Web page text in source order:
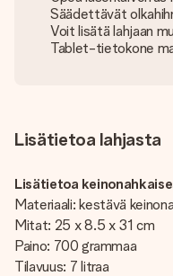
Säädettävät
Voit lisätä lahjaan
Tablet-tietokone
Lisätietoa lahjasta
Lisätietoa
Materiaali: kestävä
Mitat: 25 x 8.5 x 31 cm
Paino: 700 grammaa
Tilavuus: 7 litraa